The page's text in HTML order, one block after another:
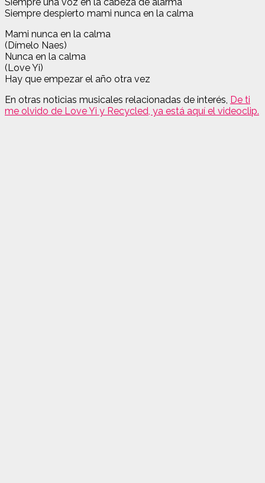
Siempre despierto mami nunca en la calma
Mami nunca en la calma
(Dímelo Naes)
Nunca en la calma
(Love Yi)
Hay que empezar el año otra vez
En otras noticias musicales relacionadas de interés, De ti
me olvido de Love Yi y Recycled, ya está aquí el videoclip.